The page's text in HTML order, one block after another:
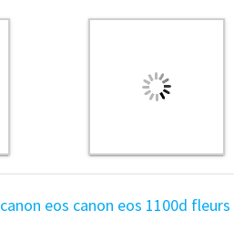
canon eos canon eos 1100d fleurs